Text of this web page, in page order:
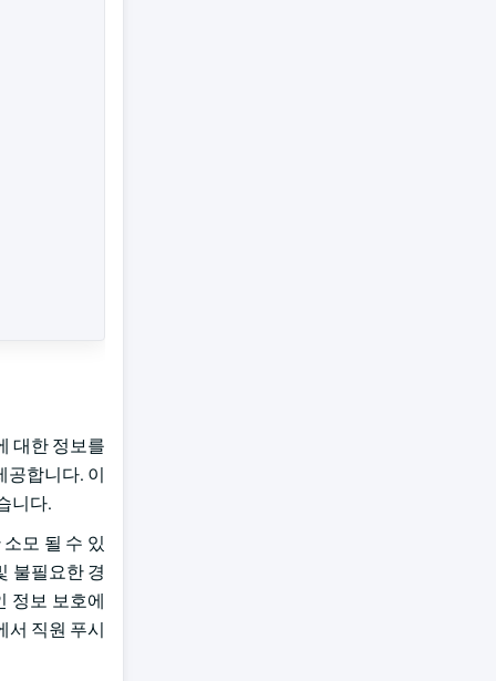
대한 정보를
공합니다. 이
니다.
모 될 수 있
불필요한 경
정보 보호에
서 직원 푸시